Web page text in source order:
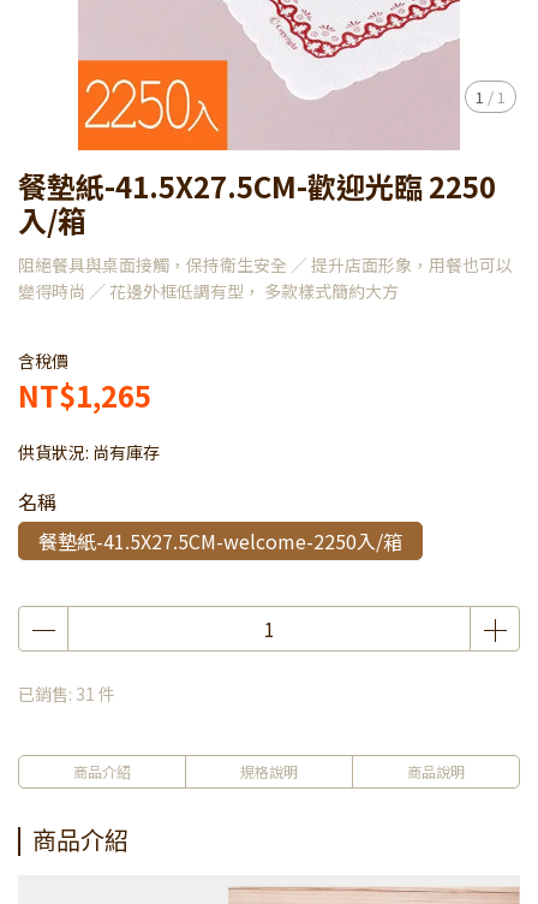
1 / 1
餐墊紙-41.5X27.5CM-歡迎光臨 2250
入/箱
阻絕餐具與桌面接觸，保持衛生安全 ／ 提升店面形象，用餐也可以
變得時尚 ／ 花邊外框低調有型， 多款樣式簡約大方
含稅價
NT$1,265
供貨狀況: 尚有庫存
名稱
餐墊紙-41.5X27.5CM-welcome-2250入/箱
已銷售: 31 件
商品介紹 規格說明 商品說明
商品介紹